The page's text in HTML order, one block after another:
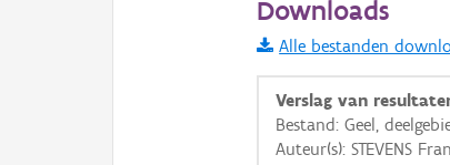
Informatie Vlaanderen
i
+ −
Downloads
Alle bestanden
Verslag van
Bestand: Geel,
Auteur(s): STEVENS